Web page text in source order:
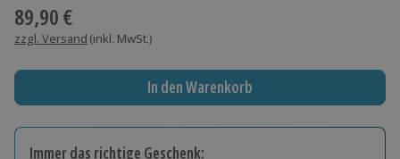
89,90 €
zzgl. Versand (inkl. MwSt.)
In den Warenkorb
Immer das richtige Geschenk: